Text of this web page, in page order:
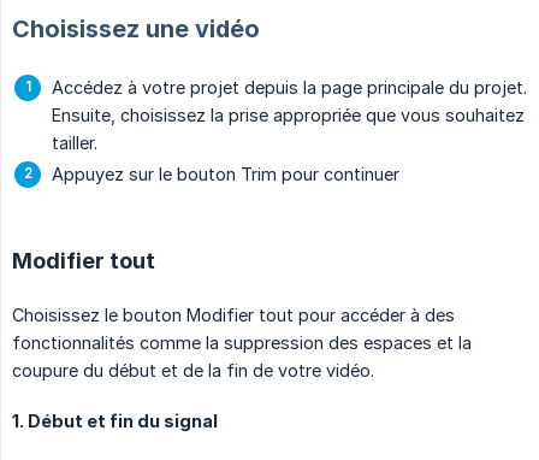
Choisissez une vidéo
Accédez à votre projet depuis la page principale du projet.
Ensuite, choisissez la prise appropriée que vous souhaitez
tailler.
Appuyez sur le bouton Trim pour continuer
Modifier tout
Choisissez le bouton Modifier tout pour accéder à des
fonctionnalités comme la suppression des espaces et la
coupure du début et de la fin de votre vidéo.
1. Début et fin du signal